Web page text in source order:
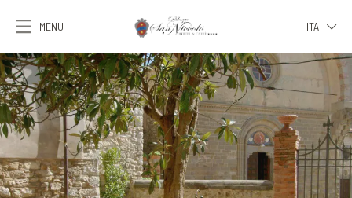
MENU
ITA
FRA
DEU
ESP